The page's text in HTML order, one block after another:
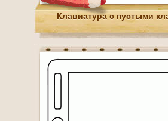
Клавиатура с пустыми